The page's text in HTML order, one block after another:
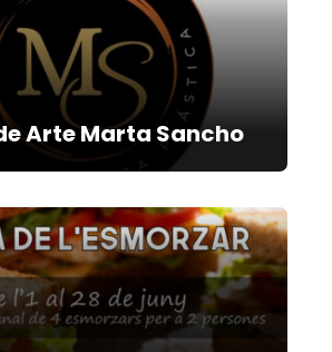
Arte Marta Sancho